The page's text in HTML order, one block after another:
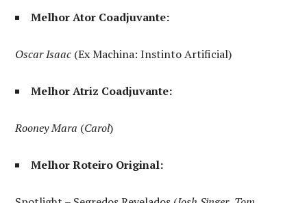
Melhor Ator Coadjuvante:
Oscar Isaac (Ex Machina: Instinto Artificial)
Melhor Atriz Coadjuvante:
Rooney Mara (Carol)
Melhor Roteiro Original: